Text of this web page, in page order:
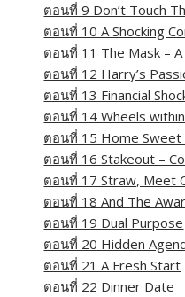
ตอนที่ 9 Don’t Touch
ตอนที่ 10 A Shocking
ตอนที่ 11 The Mask –
ตอนที่ 12 Harry’s
ตอนที่ 13 Financial
ตอนที่ 14 Wheels
ตอนที่ 15 Home Sweet
ตอนที่ 16 Stakeout –
ตอนที่ 17 Straw, Meet
ตอนที่ 18 And The
ตอนที่ 19 Dual Purpose
ตอนที่ 20 Hidden
ตอนที่ 21 A Fresh Start
ตอนที่ 22 Dinner Date